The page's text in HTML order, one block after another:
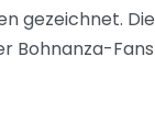
gezeichnet. Die
Bohnanza-Fans